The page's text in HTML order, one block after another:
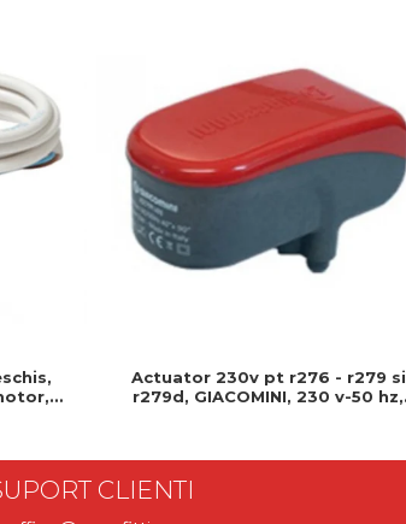
Actuator 230v pt r276 - r279 si
r279d, GIACOMINI, 230 v-50 hz,
CLIENTI